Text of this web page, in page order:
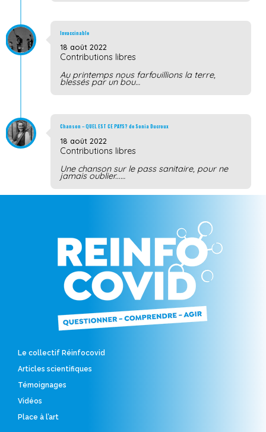
Invaccinable
18 août 2022
Contributions libres
Au printemps nous farfouillions la terre,
blessés par un bou…
Chanson – QUEL EST CE PAYS? de Sonia Ducroux
18 août 2022
Contributions libres
Une chanson sur le pass sanitaire, pour ne
jamais oublier...…
Le collectif Réinfocovid
Articles scientifiques
Témoignages
Vidéos
Place à l’art